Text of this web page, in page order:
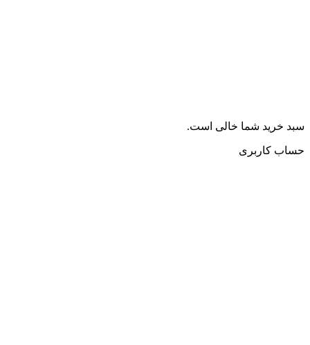
سبد خرید شما خالی است.
حساب کاربری